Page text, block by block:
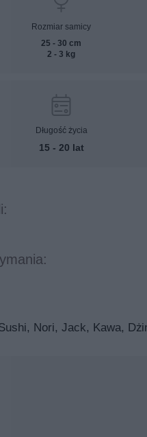
Rozmiar samicy
25 - 30 cm
2 - 3 kg
Długość życia
15 - 20 lat
Nori, Jack, Kawa,